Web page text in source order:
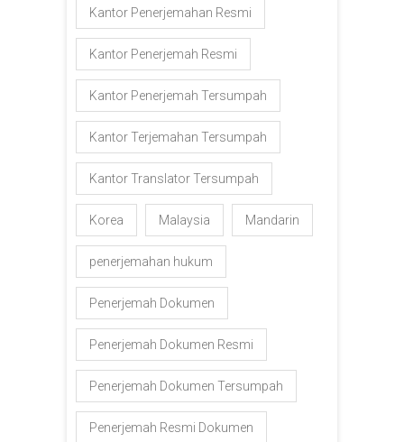
Kantor Penerjemahan Resmi
Kantor Penerjemah Resmi
Kantor Penerjemah Tersumpah
Kantor Terjemahan Tersumpah
Kantor Translator Tersumpah
Korea Malaysia Mandarin
penerjemahan hukum
Penerjemah Dokumen
Penerjemah Dokumen Resmi
Penerjemah Dokumen Tersumpah
Penerjemah Resmi Dokumen